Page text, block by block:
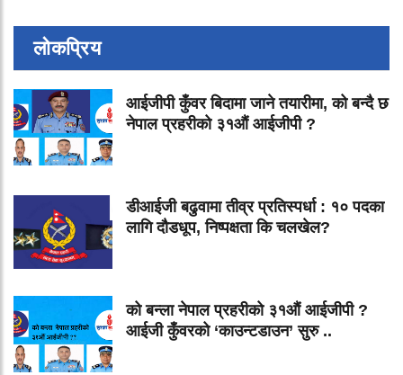
लोकप्रिय
आईजीपी कुँवर बिदामा जाने तयारीमा, को बन्दै छ
नेपाल प्रहरीको ३१औं आईजीपी ?
डीआईजी बढुवामा तीव्र प्रतिस्पर्धा : १० पदका
लागि दौडधूप, निष्पक्षता कि चलखेल?
को बन्ला नेपाल प्रहरीको ३१औं आईजीपी ?
आईजी कुँवरको ‘काउन्टडाउन’ सुरु ..